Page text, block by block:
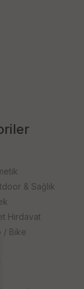
& Sağlık
Hırdavat
/ Bike